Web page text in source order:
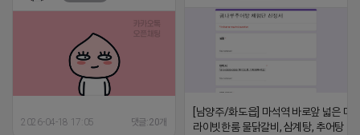
[남양주/화도읍] 마석역 바로앞 넓은 매
라이빗한룸 물닭갈비, 삼계탕, 추어탕 맛
2026-04-18 17:05 댓글:20개